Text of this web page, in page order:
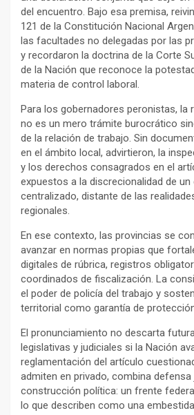
del encuentro. Bajo esa premisa,
121 de la Constitución Nacional
las facultades no delegadas por las
y recordaron la doctrina de la Corte
de la Nación que reconoce la
materia de control laboral.
Para los gobernadores peronistas, la
no es un mero trámite burocrático
de la relación de trabajo. Sin
en el ámbito local, advirtieron, la
y los derechos consagrados en el
expuestos a la discrecionalidad de un
centralizado, distante de las
regionales.
En ese contexto, las provincias se
avanzar en normas propias que
digitales de rúbrica, registros
coordinados de fiscalización. La
el poder de policía del trabajo y
territorial como garantía de
El pronunciamiento no descarta
legislativas y judiciales si la Nación
reglamentación del artículo
admiten en privado, combina defensa
construcción política: un frente
lo que describen como una